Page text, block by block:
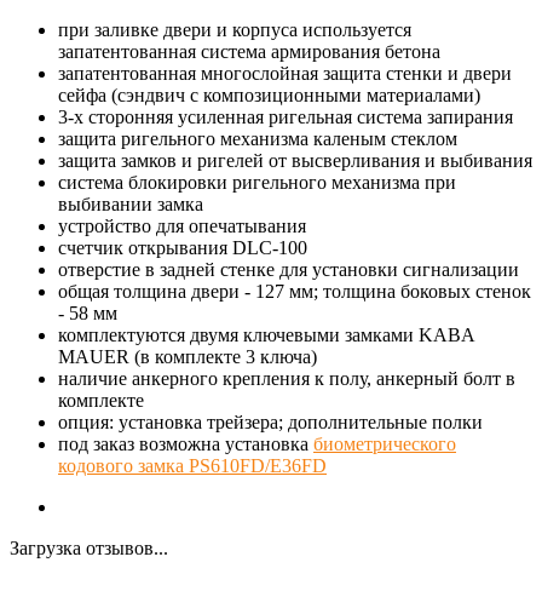
при заливке двери и корпуса используется
запатентованная система армирования бетона
запатентованная многослойная защита стенки и двери
сейфа (сэндвич с композиционными материалами)
3-х сторонняя усиленная ригельная система запирания
защита ригельного механизма каленым стеклом
защита замков и ригелей от высверливания и выбивания
система блокировки ригельного механизма при
выбивании замка
устройство для опечатывания
счетчик открывания DLC-100
отверстие в задней стенке для установки сигнализации
общая толщина двери - 127 мм; толщина боковых стенок
- 58 мм
комплектуются двумя ключевыми замками KABA
MAUER (в комплекте 3 ключа)
наличие анкерного крепления к полу, анкерный болт в
комплекте
опция: установка трейзера; дополнительные полки
под заказ возможна установка биометрического
кодового замка PS610FD/E36FD
Загрузка отзывов...